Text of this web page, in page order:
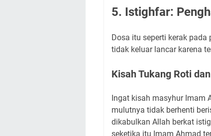
5. Istighfar:
Dosa itu seperti kerak
tidak keluar lancar karena
Kisah Tukang Roti
Ingat kisah masyhur Imam
mulutnya tidak berhenti
dikabulkan Allah berkat
seketika itu Imam Ahmad